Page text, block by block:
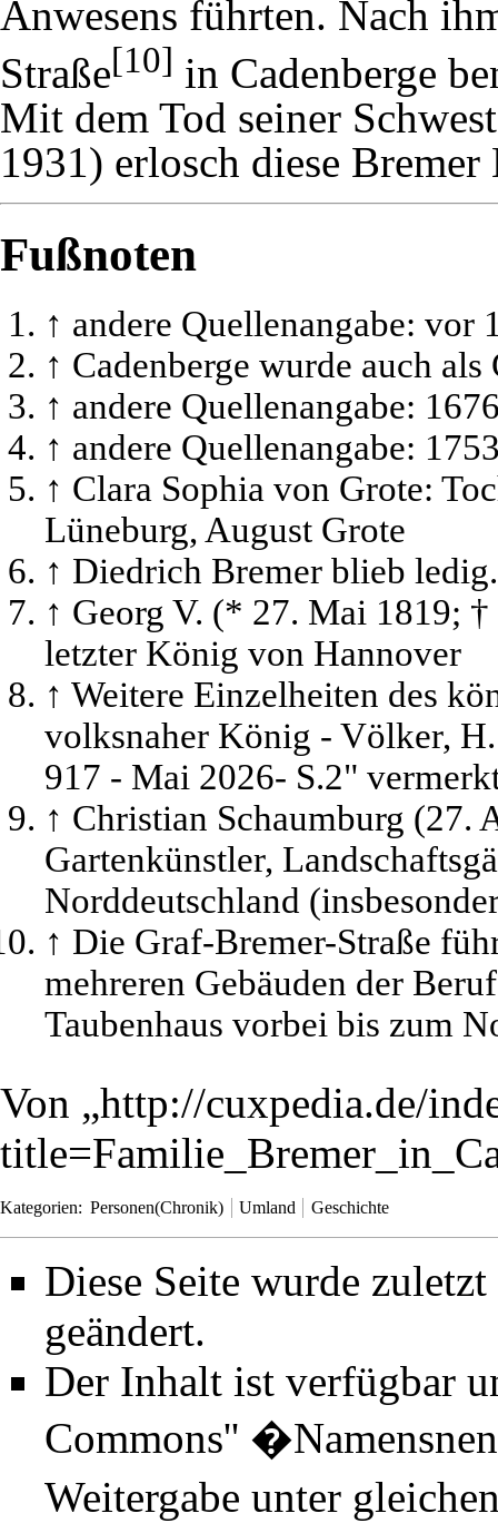
Anwesens führten. Nach
Straße[10] in Cadenberge
Mit dem Tod seiner
1931) erlosch diese
Fußnoten
↑ andere Quellenangabe: vor
↑ Cadenberge wurde auch
↑ andere Quellenangabe:
↑ andere Quellenangabe:
↑ Clara Sophia von Grote:
Lüneburg, August Grote
↑ Diedrich Bremer blieb ledig.
↑ Georg V. (* 27. Mai 1819;
letzter König von Hannover
↑ Weitere Einzelheiten des
volksnaher König - Völker,
917 - Mai 2026- S.2"
↑ Christian Schaumburg (27.
Gartenkünstler,
Norddeutschland
↑ Die Graf-Bremer-Straße
mehreren Gebäuden der
Taubenhaus vorbei bis zum
Von „http://cuxpedia.de/
Kategorien: Personen(Chronik) Umland Geschichte
Diese Seite wurde
geändert.
Der Inhalt ist verfügbar
Commons''
Weitergabe unter